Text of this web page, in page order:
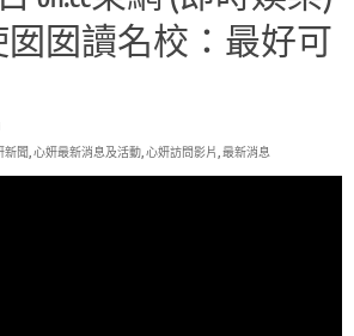
囡囡讀名校：最好可
新聞,心妍最新消息及活動,心妍訪問影片,最新消息